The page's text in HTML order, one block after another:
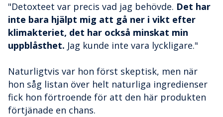
"Detoxteet var precis vad jag behövde. Det har
inte bara hjälpt mig att gå ner i vikt efter
klimakteriet, det har också minskat min
uppblåsthet. Jag kunde inte vara lyckligare."
Naturligtvis var hon först skeptisk, men när
hon såg listan över helt naturliga ingredienser
fick hon förtroende för att den här produkten
förtjänade en chans.